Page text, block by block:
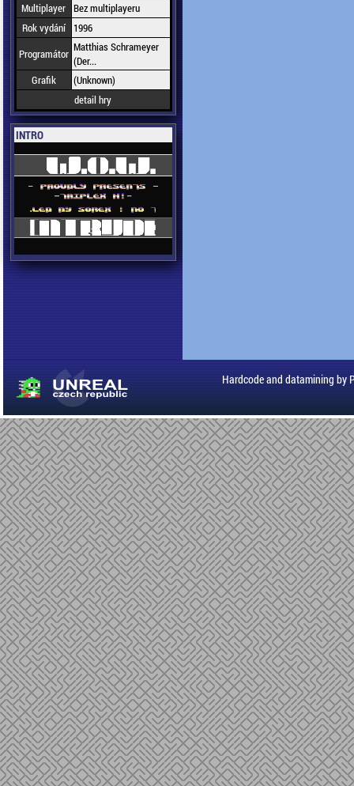
Multiplayer Bez multiplayeru
Rok vydání
1996
Programátor Matthias Schrameyer
(Der...
Grafik
(Unknown)
detail hry
INTRO
Hardcode and datamining by